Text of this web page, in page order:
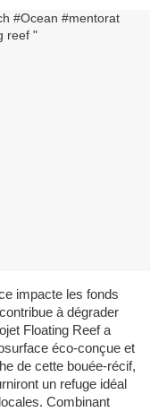
impacte les fonds
à dégrader
Floating Reef a
éco-conçue et
de cette bouée-récif,
un refuge idéal
Combinant